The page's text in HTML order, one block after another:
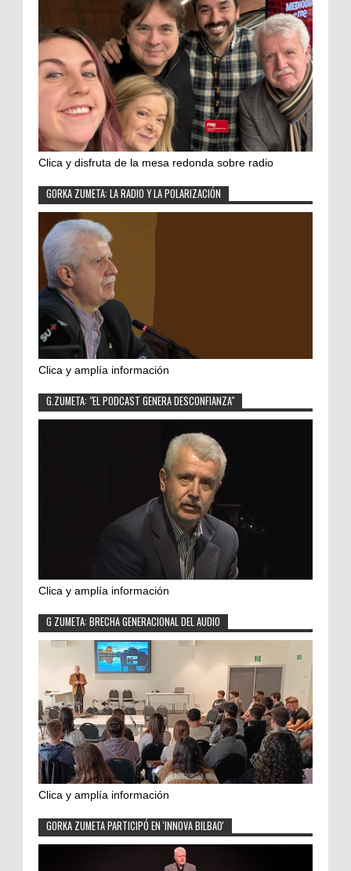
Clica y disfruta de la mesa redonda sobre radio
GORKA ZUMETA: LA RADIO Y LA POLARIZACIÓN
Clica y amplía información
G.ZUMETA: "EL PODCAST GENERA DESCONFIANZA"
Clica y amplía información
G ZUMETA: BRECHA GENERACIONAL DEL AUDIO
Clica y amplía información
GORKA ZUMETA PARTICIPÓ EN 'INNOVA BILBAO'